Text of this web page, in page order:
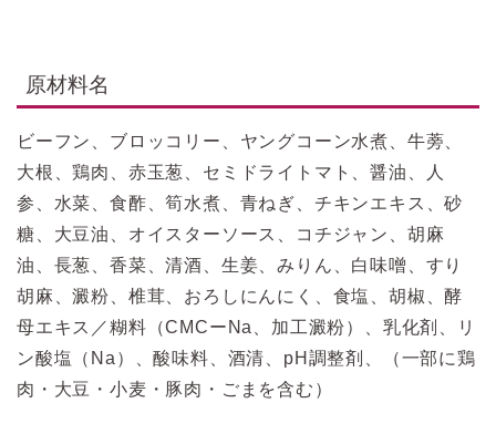
原材料名
ビーフン、ブロッコリー、ヤングコーン水煮、牛蒡、
大根、鶏肉、赤玉葱、セミドライトマト、醤油、人
参、水菜、食酢、筍水煮、青ねぎ、チキンエキス、砂
糖、大豆油、オイスターソース、コチジャン、胡麻
油、長葱、香菜、清酒、生姜、みりん、白味噌、すり
胡麻、澱粉、椎茸、おろしにんにく、食塩、胡椒、酵
母エキス／糊料（CMCーNa、加工澱粉）、乳化剤、リ
ン酸塩（Na）、酸味料、酒清、pH調整剤、（一部に鶏
肉・大豆・小麦・豚肉・ごまを含む）